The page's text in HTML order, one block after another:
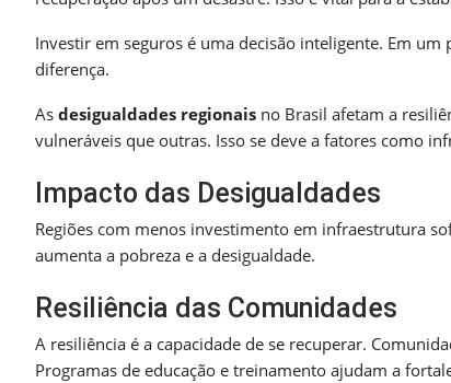
Investir em seguros é uma decisão inteligente. Em
diferença.
As desigualdades regionais no Brasil afetam a
vulneráveis que outras. Isso se deve a fatores como
Impacto das Desigualdades
Regiões com menos investimento em infraestrutura
aumenta a pobreza e a desigualdade.
Resiliência das Comunidades
A resiliência é a capacidade de se recuperar.
Programas de educação e treinamento ajudam a